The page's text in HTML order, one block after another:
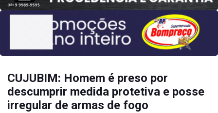
CUJUBIM: Homem é preso por
descumprir medida protetiva e posse
irregular de armas de fogo